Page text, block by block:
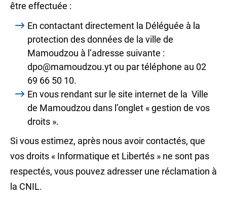
être effectuée :
En contactant directement la Déléguée à la
protection des données de la ville de
Mamoudzou à l’adresse suivante :
dpo@mamoudzou.yt ou par téléphone au 02
69 66 50 10.
En vous rendant sur le site internet de la Ville
de Mamoudzou dans l’onglet « gestion de vos
droits ».
Si vous estimez, après nous avoir contactés, que
vos droits « Informatique et Libertés » ne sont pas
respectés, vous pouvez adresser une réclamation à
la CNIL.